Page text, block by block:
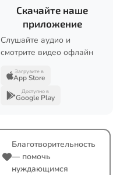
Скачайте наше
приложение
Слушайте аудио и
смотрите видео офлайн
Загрузите в
App Store
Доступно в
Google Play
Благотворительность
— помочь
нуждающимся